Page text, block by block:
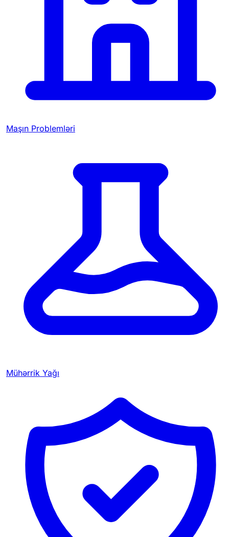
Maşın Problemləri
Mühərrik Yağı